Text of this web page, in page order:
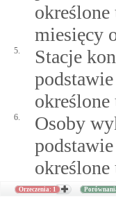
miesięcy
5.
Stacje
6.
Osoby
określone
Orzeczenia: 1